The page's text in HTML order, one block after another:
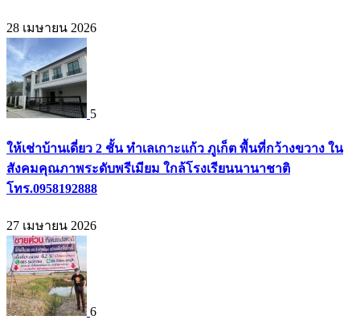
28 เมษายน 2026
5
ให้เช่าบ้านเดี่ยว 2 ชั้น ทำเลเกาะแก้ว ภูเก็ต พื้นที่กว้างขวาง ใน
สังคมคุณภาพระดับพรีเมียม ใกล้โรงเรียนนานาชาติ
โทร.0958192888
27 เมษายน 2026
6